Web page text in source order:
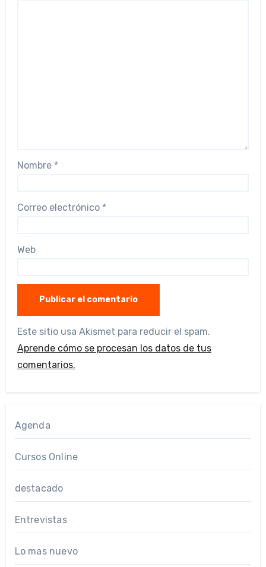
Nombre *
Correo electrónico *
Web
Este sitio usa Akismet para reducir el spam.
Aprende cómo se procesan los datos de tus
comentarios.
Agenda
Cursos Online
destacado
Entrevistas
Lo mas nuevo